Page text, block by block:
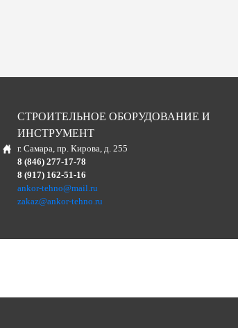
СТРОИТЕЛЬНОЕ ОБОРУДОВАНИЕ И
ИНСТРУМЕНТ
г. Самара, пр. Кирова, д. 255
8 (846) 277-17-78
8 (917) 162-51-16
ankor-tehno@mail.ru
zakaz@ankor-tehno.ru